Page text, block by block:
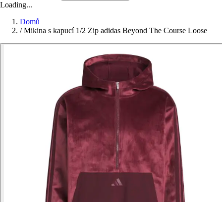
Loading...
Domů
/ Mikina s kapucí 1/2 Zip adidas Beyond The Course Loose